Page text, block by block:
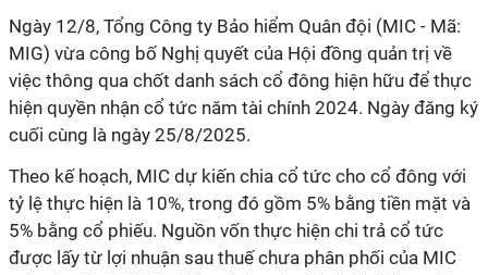
Ngày 12/8, Tổng Công ty Bảo hiểm Quân đội (MIC - Mã:
MIG) vừa công bố Nghị quyết của Hội đồng quản trị về
việc thông qua chốt danh sách cổ đông hiện hữu để thực
hiện quyền nhận cổ tức năm tài chính 2024. Ngày đăng ký
cuối cùng là ngày 25/8/2025.
Theo kế hoạch, MIC dự kiến chia cổ tức cho cổ đông với
tỷ lệ thực hiện là 10%, trong đó gồm 5% bằng tiền mặt và
5% bằng cổ phiếu. Nguồn vốn thực hiện chi trả cổ tức
được lấy từ lợi nhuận sau thuế chưa phân phối của MIC